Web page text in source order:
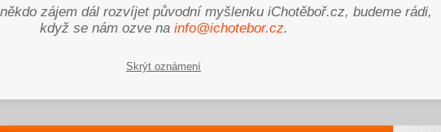
zájem dál rozvíjet původní myšlenku iChotěboř.cz, budeme rádi,
když se nám ozve na info@ichotebor.cz.
Skrýt oznámení